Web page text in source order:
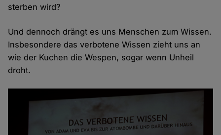
sterben wird?
Und dennoch drängt es uns Menschen zum Wissen.
Insbesondere das verbotene Wissen zieht uns an
wie der Kuchen die Wespen, sogar wenn Unheil
droht.